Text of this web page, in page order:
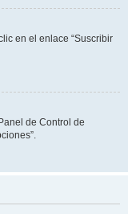
en el enlace “Suscribir
de Control de